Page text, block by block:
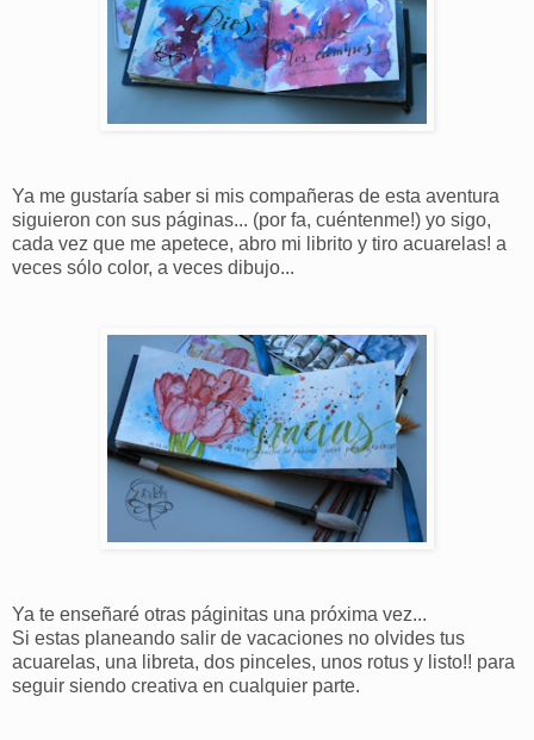
Ya me gustaría saber si mis compañeras de esta aventura
siguieron con sus páginas... (por fa, cuéntenme!) yo sigo,
cada vez que me apetece, abro mi librito y tiro acuarelas! a
veces sólo color, a veces dibujo...
Ya te enseñaré otras páginitas una próxima vez...
Si estas planeando salir de vacaciones no olvides tus
acuarelas, una libreta, dos pinceles, unos rotus y listo!! para
seguir siendo creativa en cualquier parte.